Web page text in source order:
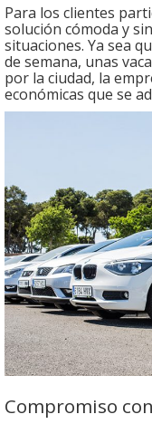
Para los clientes
solución cómoda y
situaciones. Ya sea
de semana, unas
por la ciudad, la
económicas que se
Compromiso